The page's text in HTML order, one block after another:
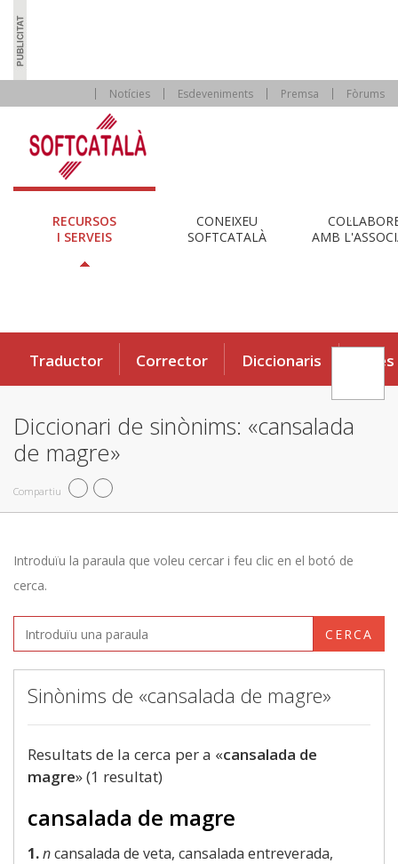
Notícies Esdeveniments Premsa Fòrums
RECURSOS
I SERVEIS
CONEIXEU
SOFTCATALÀ
AMB
Traductor Corrector Diccionaris Eines
Diccionari de sinònims: «cansalada
de magre»
Compartiu
Introduïu la paraula que voleu cercar i feu clic en el botó de
cerca.
CERCA
Sinònims de «cansalada de magre»
Resultats de la cerca per a «cansalada de
magre» (1 resultat)
cansalada de magre
1.ncansalada de veta, cansalada entreverada,